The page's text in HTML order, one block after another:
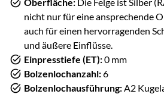
nicht nur für eine ansprechende
auch für einen hervorragenden
und äußere Einflüsse.
Einpresstiefe (ET):0 mm
Bolzenlochanzahl:6
Bolzenlochausführung: A2